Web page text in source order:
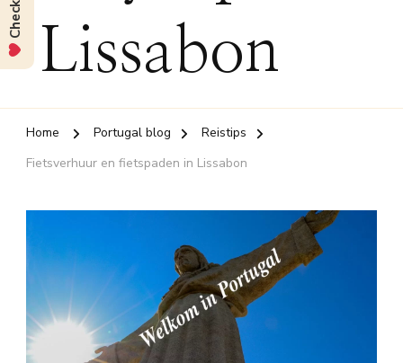
Lissabon
Home Portugal blog
Reistips
Fietsverhuur en fietspaden in Lissabon